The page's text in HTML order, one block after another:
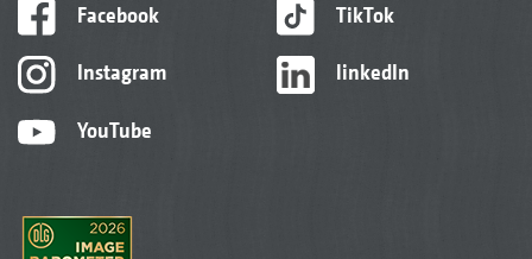
Facebook
Instagram
YouTube
TikTok
linkedIn